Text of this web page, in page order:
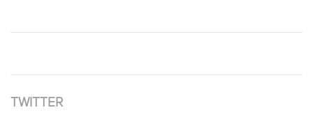
TWITTER